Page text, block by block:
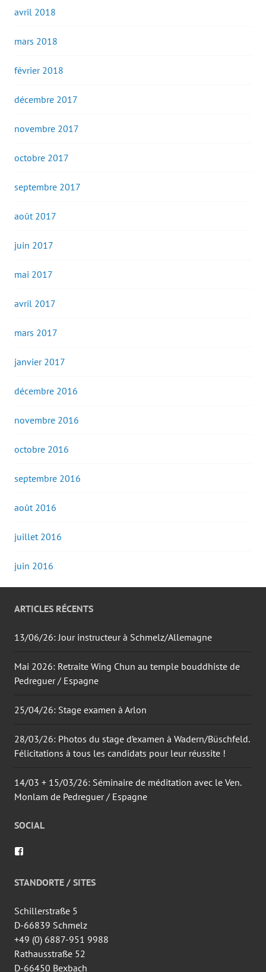
avril 2018
mars 2018
février 2018
décembre 2017
novembre 2017
octobre 2017
septembre 2017
août 2017
juin 2017
mai 2017
avril 2017
mars 2017
janvier 2017
décembre 2016
novembre 2016
octobre 2016
septembre 2016
août 2016
juillet 2016
juin 2016
ARTICLES RÉCENTS
13/06/26: Jour instructeur à Schmelz/Allemagne
Mai 2026: Retraite Wing Chun au temple bouddhiste de
Pedreguer / Espagne
25/04/26: Stage examen à Arlon
28/03/26: Photos du stage d’examen à Wadern/Büschfeld.
Félicitations à tous les candidats pour leur réussite !
14/03 + 15/03/26: Séminaire de méditation avec le Ven.
Monlam de Pedreguer / Espagne
SOCIAL
de
wingtsun.arlon
Facebook
STANDORTE / SITES
Schillerstraße 5
D-66839 Schmelz
+49 (0) 6887-951 9988
Rathausstraße 52
D-66450 Bexbach